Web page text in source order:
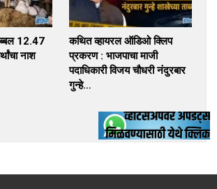
12.47
नाश
कथित व्हायरल ऑडिओ क्लिप
प्रकरण : भाजपाचा माजी
पदाधिकारी विजय चौधरी नंदुरबार
गुन्हे…